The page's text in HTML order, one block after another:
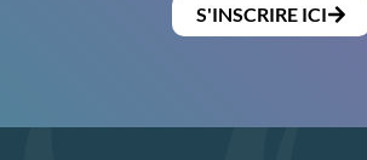
S'INSCRIRE ICI